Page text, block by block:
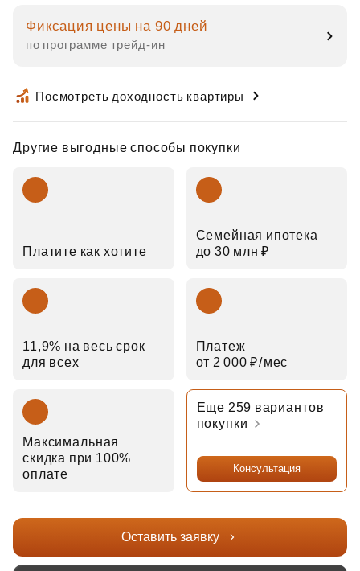
Фиксация цены на 90 дней
по программе трейд‑ин
Посмотреть доходность квартиры
Другие выгодные способы покупки
Платите как хотите
Семейная ипотека
до 30 млн ₽
11,9% на весь срок
для всех
Платеж
от 2 000 ₽⁠/⁠мес
Максимальная
скидка при 100%
оплате
Еще 259 вариантов
покупки
Консультация
Оставить заявку